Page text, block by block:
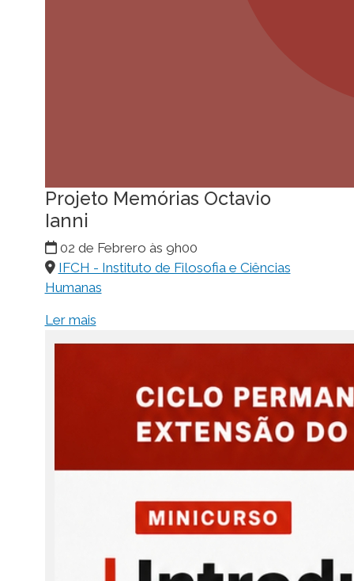
Projeto Memórias Octavio
Ianni
02 de Febrero às 9h00
IFCH - Instituto de Filosofia e Ciências
Humanas
Ler mais